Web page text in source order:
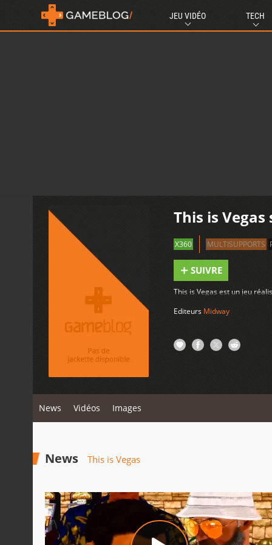
JEU VIDÉO TECH
This is Vegas
X360 MULTISUPPORTS
SUIVRE
This is Vegas est un jeu
Editeurs Midway
News Vidéos Images
News This is Vegas